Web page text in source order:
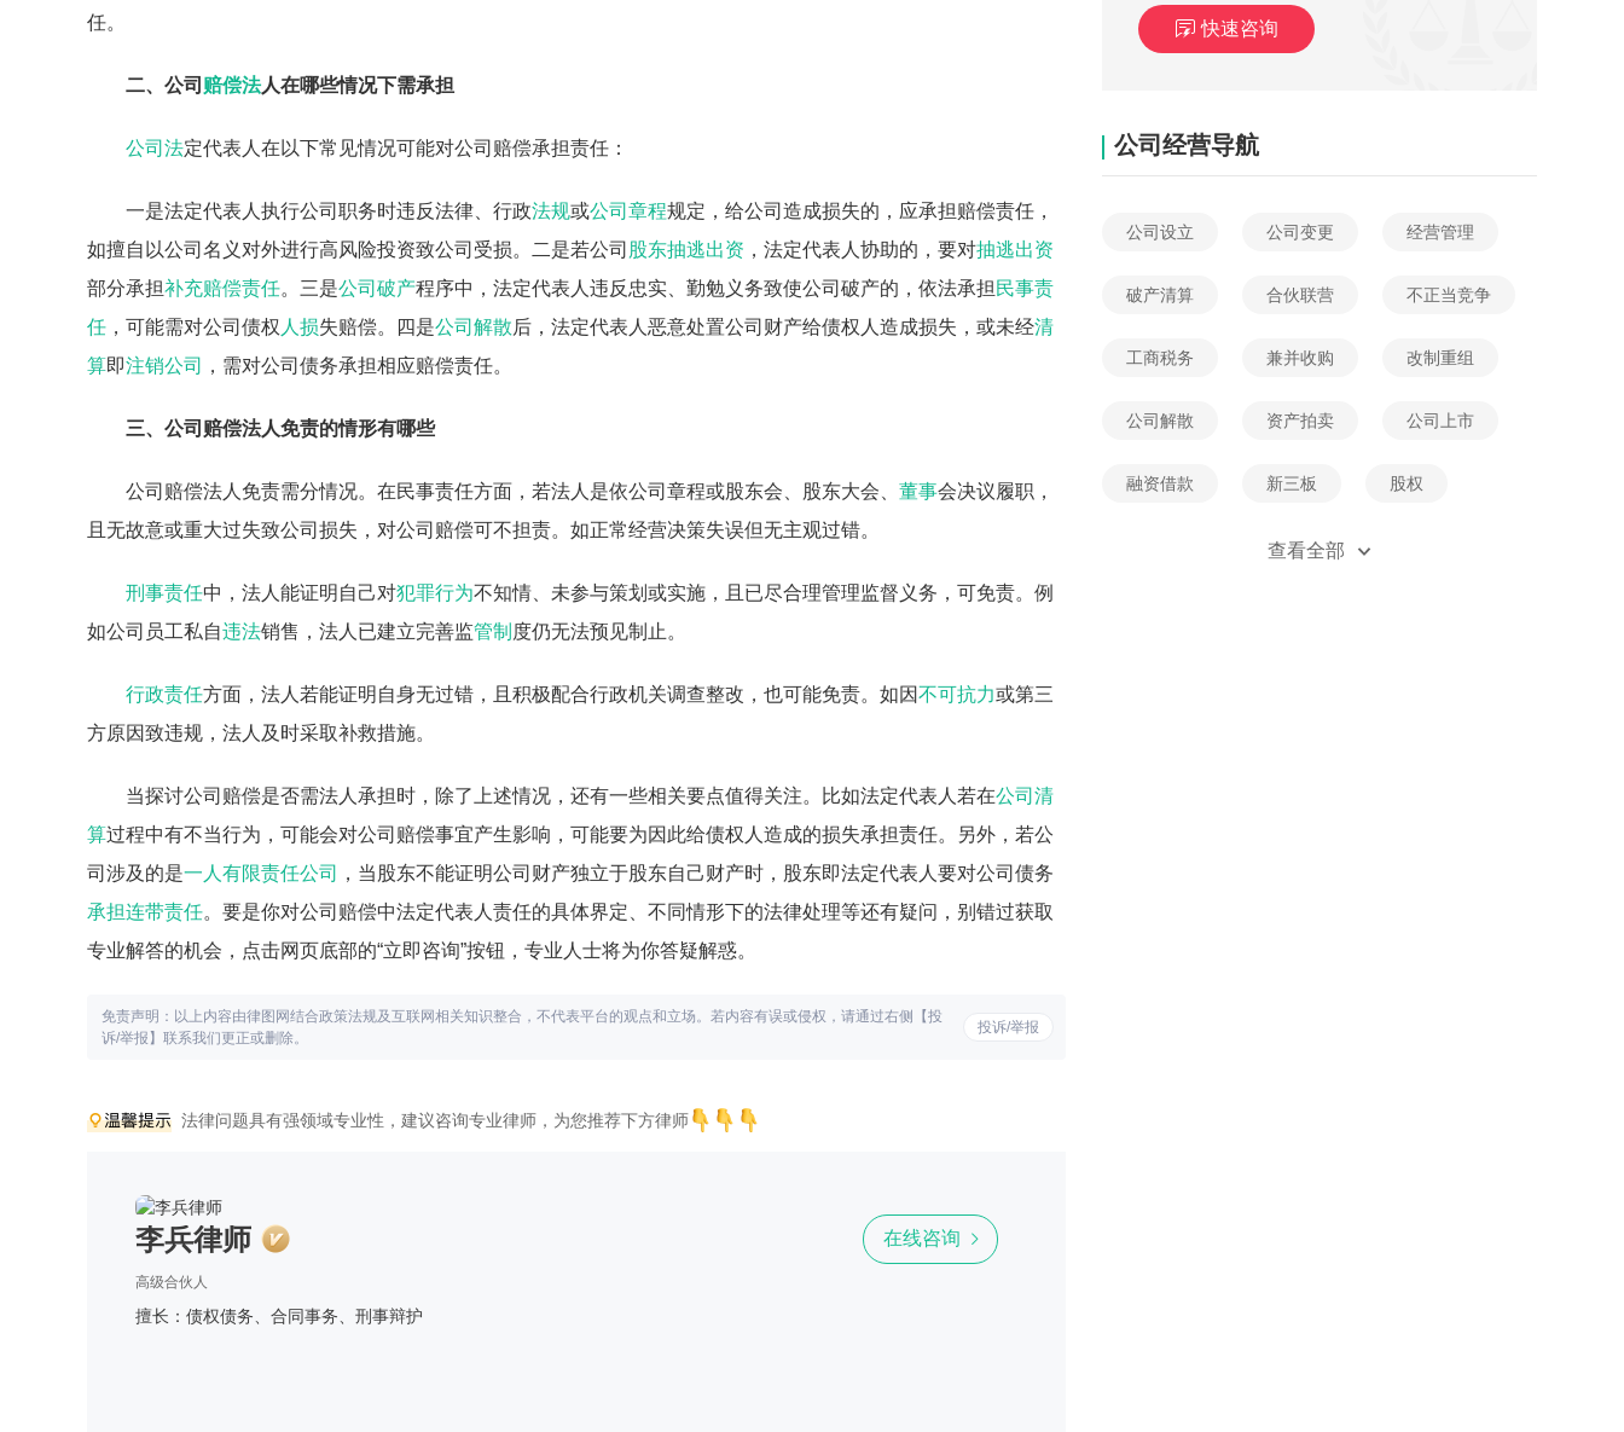
任。
二、公司 赔偿法人在哪些情况下需承担
公司法定代表人在以下常见情况可能对公司赔偿承担责任：
一是法定代表人执行公司职务时违反法律、行政法规或公司章程规定，给公司造成损失的，应承担赔偿责任，
如擅自以公司名义对外进行高风险投资致公司受损。二是若公司 股东抽逃出资 ，法定代表人协助的，要对抽逃出资
部分承担补充赔偿责任。三是公司破产程序中，法定代表人违反忠实、勤勉义务致使公司破产的，依法承担 民事责
任 ，可能需对公司债权 人损失赔偿。四是公司解散后，法定代表人恶意处置公司财产给债权人造成损失，或未经清
算即注销公司 ，需对公司债务承担相应赔偿责任。
三、公司赔偿法人免责的情形有哪些
公司赔偿法人免责需分情况。在民事责任方面，若法人是依公司章程或股东会、股东大会、 董事会决议履职，
且无故意或重大过失致公司损失，对公司赔偿可不担责。如正常经营决策失误但无主观过错。
刑事责任中，法人能证明自己对犯罪行为不知情、未参与策划或实施，且已尽合理管理监督义务，可免责。例
如公司员工私自违法销售，法人已建立完善监管制 度仍无法预见制止。
行政责任方面，法人若能证明自身无过错，且积极配合行政机关调查整改，也可能免责。如因不可抗力或第三
方原因致违规，法人及时采取补救措施。
当探讨公司赔偿是否需法人承担时，除了上述情况，还有一些相关要点值得关注。比如法定代表人若在公司清
算过程中有不当行为，可能会对公司赔偿事宜产生影响，可能要为因此给债权人造成的损失承担责任。另外，若公
司涉及的是一人有限责任公司
，当股东不能证明公司财产独立于股东自己财产时，股东即法定代表人要对公司债务
承担连带责任。要是你对公司赔偿中法定代表人责任的具体界定、不同情形下的法律处理等还有疑问，别错过获取
专业解答的机会，点击网页底部的“立即咨询”按钮，专业人士将为你答疑解惑。
投诉/举报
免责声明：以上内容由律图网结合政策法规及互联网相关知识整合，不代表平台的观点和立场。若内容有误或侵权，请通过右侧【投
诉/举报】联系我们更正或删除。
法律问题具有强领域专业性，建议咨询专业律师，为您推荐下方律师
李兵律师
高级合伙人
擅长：债权债务、合同事务、刑事辩护
在线咨询
快速咨询
公司经营导航
公司设立 公司变更 经营管理
破产清算 合伙联营 不正当竞争
工商税务 兼并收购 改制重组
公司解散 资产拍卖 公司上市
融资借款 新三板 股权
加盟维权
查看全部